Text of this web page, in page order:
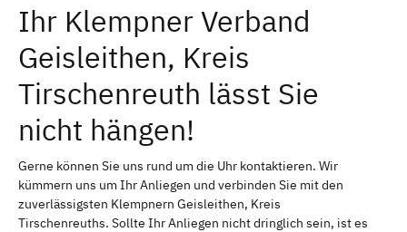
Ihr Klempner Verband
Geisleithen, Kreis
Tirschenreuth lässt Sie
nicht hängen!
Gerne können Sie uns rund um die Uhr kontaktieren. Wir
kümmern uns um Ihr Anliegen und verbinden Sie mit den
zuverlässigsten Klempnern Geisleithen, Kreis
Tirschenreuths. Sollte Ihr Anliegen nicht dringlich sein, ist es